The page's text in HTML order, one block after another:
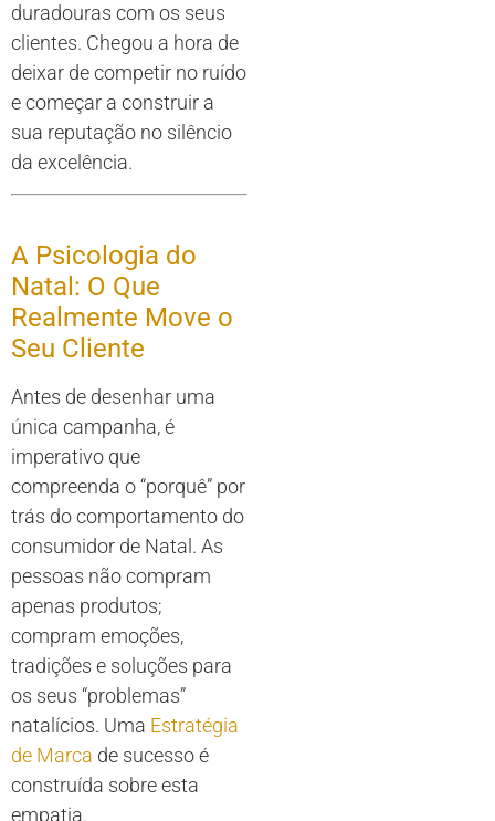
duradouras com os seus
clientes. Chegou a hora de
deixar de competir no ruído
e começar a construir a
sua reputação no silêncio
da excelência.
A Psicologia do
Natal: O Que
Realmente Move o
Seu Cliente
Antes de desenhar uma
única campanha, é
imperativo que
compreenda o “porquê” por
trás do comportamento do
consumidor de Natal. As
pessoas não compram
apenas produtos;
compram emoções,
tradições e soluções para
os seus “problemas”
natalícios. Uma Estratégia
de Marca de sucesso é
construída sobre esta
empatia.